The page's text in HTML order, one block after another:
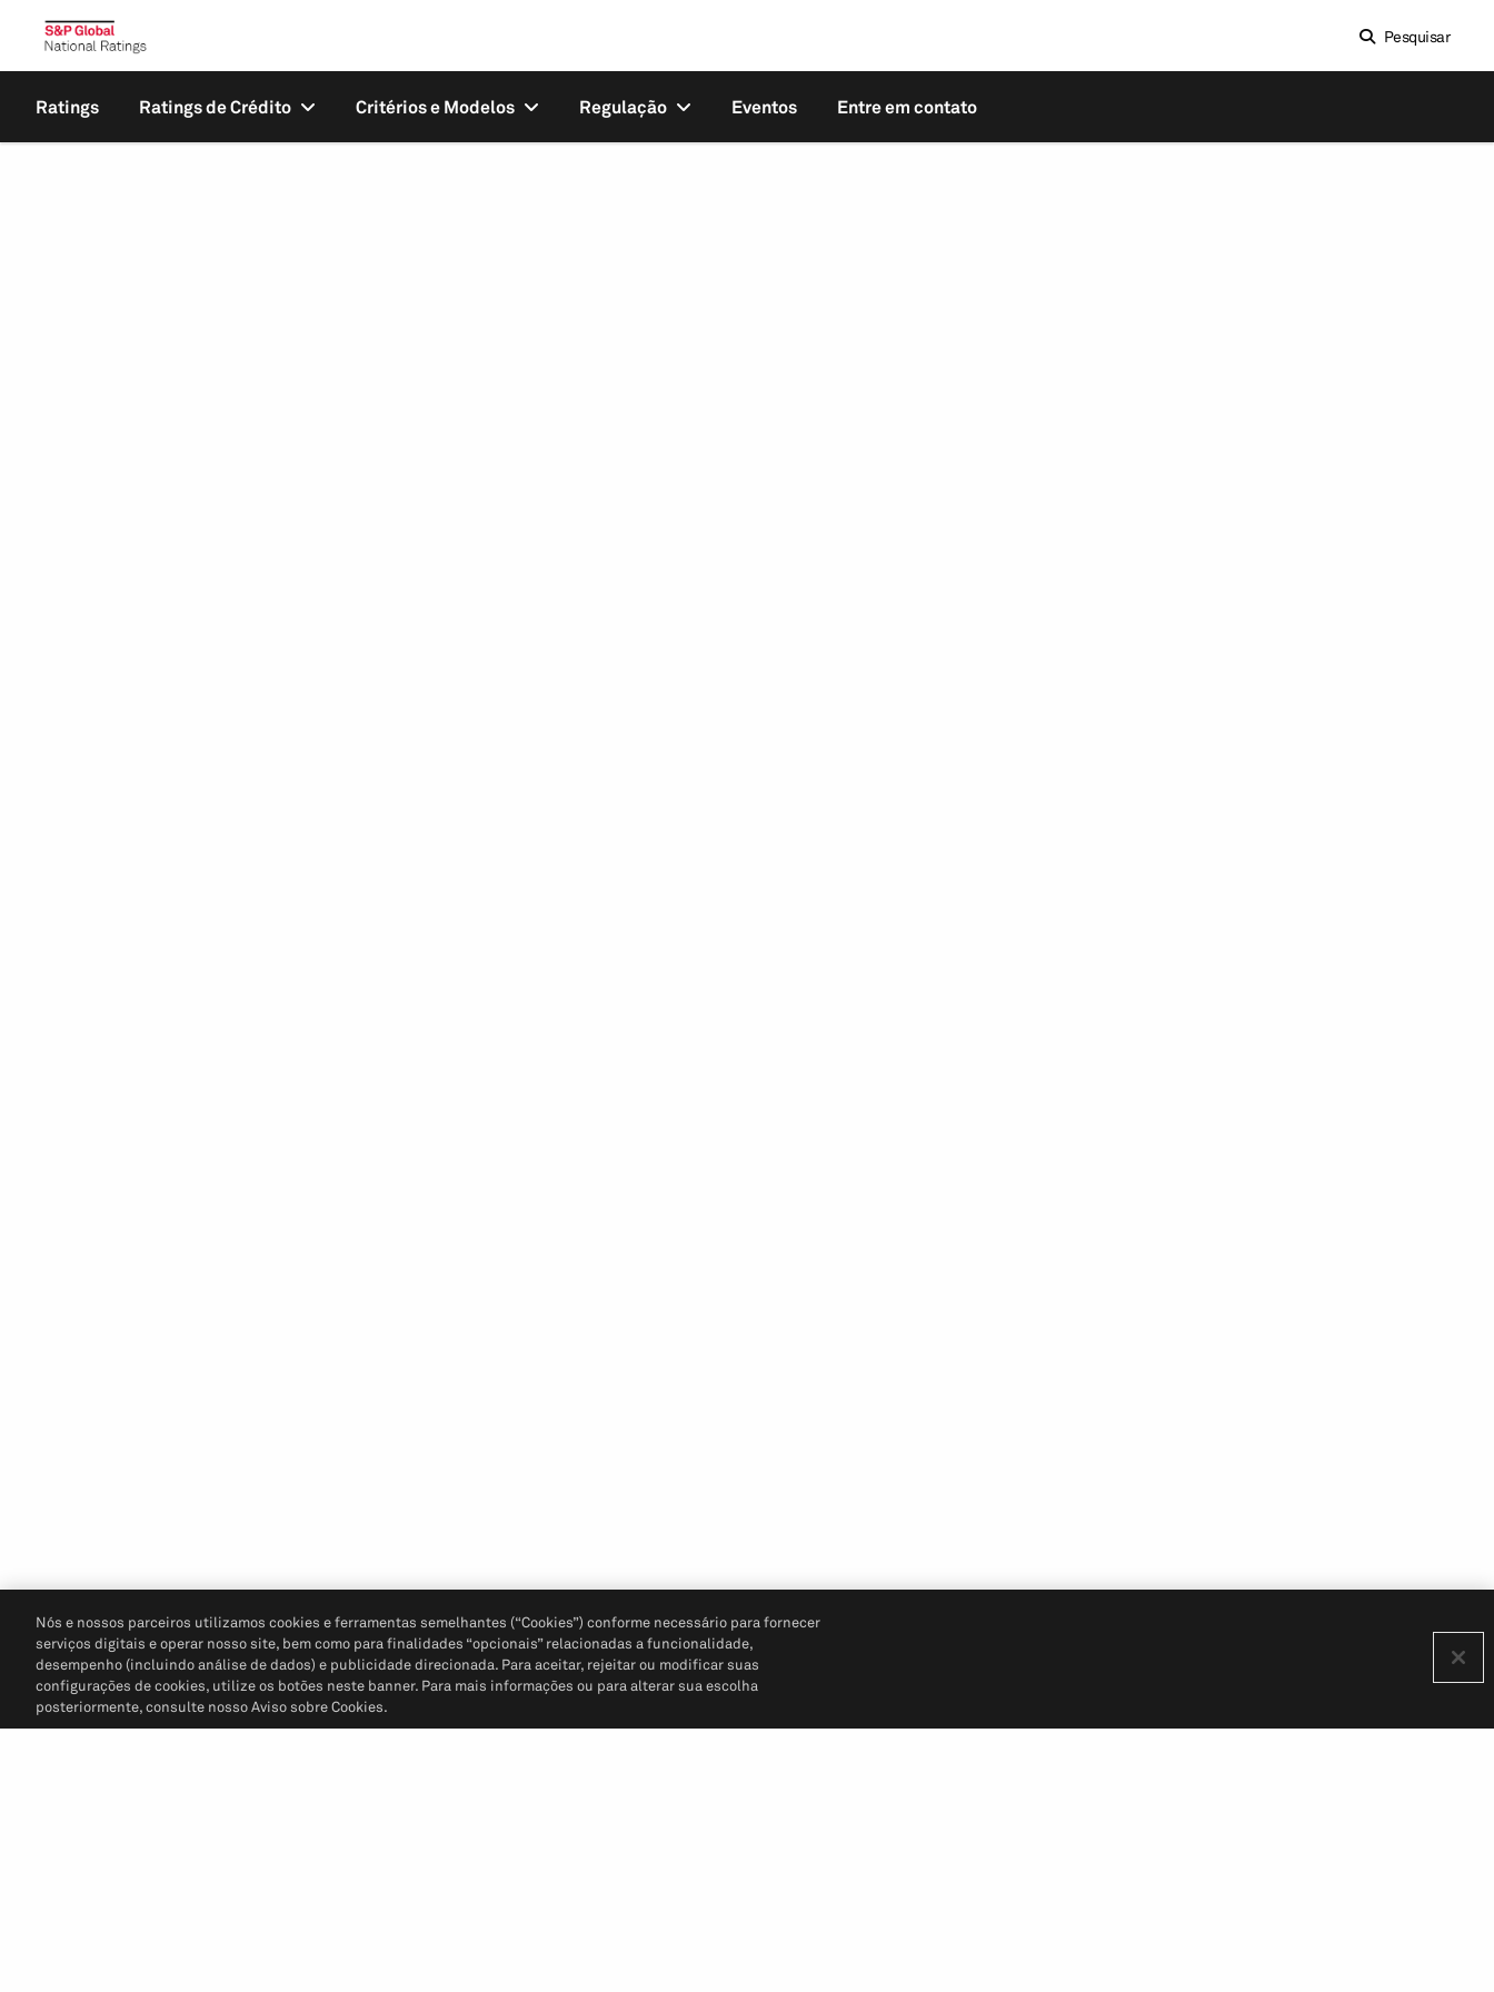
Pesquisar
Ratings Ratings de Crédito Critérios e Modelos Regulação Eventos Entre em contato
Nós e nossos parceiros utilizamos cookies e ferramentas semelhantes (“Cookies”) conforme necessário para fornecer
serviços digitais e operar nosso site, bem como para finalidades “opcionais” relacionadas a funcionalidade,
desempenho (incluindo análise de dados) e publicidade direcionada. Para aceitar, rejeitar ou modificar suas
configurações de cookies, utilize os botões neste banner. Para mais informações ou para alterar sua escolha
posteriormente, consulte nosso Aviso sobre Cookies.